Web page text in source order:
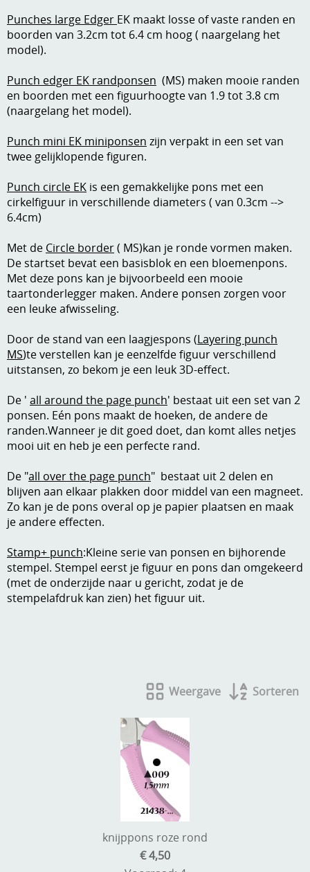
Hechtingsmaterialen
Kleurmateriaal-tekenmateriaal
Kneedmateriaal
Knipvellen
Merken
Papier en karton
Ponsen
Ribbelaar
Snijmaterialen
Speciaal papier
Stans machine en embossing machines
Stempels en zo
Template, mask, stencils, grids
Wat nog, een creatief kijkje
Punches large Edger EK maakt losse of vaste randen en
boorden van 3.2cm tot 6.4 cm hoog ( naargelang het
model).
Punch edger EK randponsen (MS) maken mooie randen
en boorden met een figuurhoogte van 1.9 tot 3.8 cm
(naargelang het model).
Punch mini EK miniponsen zijn verpakt in een set van
twee gelijklopende figuren.
Punch circle EK is een gemakkelijke pons met een
cirkelfiguur in verschillende diameters ( van 0.3cm -->
6.4cm)
Met de Circle border( MS)kan je ronde vormen maken.
De startset bevat een basisblok en een bloemenpons.
Met deze pons kan je bijvoorbeeld een mooie
taartonderlegger maken. Andere ponsen zorgen voor
een leuke afwisseling.
Door de stand van een laagjespons (Layering punch
MS)te verstellen kan je eenzelfde figuur verschillend
uitstansen, zo bekom je een leuk 3D-effect.
De ' all around the page punch' bestaat uit een set van 2
ponsen. Eén pons maakt de hoeken, de andere de
randen.Wanneer je dit goed doet, dan komt alles netjes
mooi uit en heb je een perfecte rand.
De "all over the page punch" bestaat uit 2 delen en
blijven aan elkaar plakken door middel van een magneet.
Zo kan je de pons overal op je papier plaatsen en maak
je andere effecten.
Stamp+ punch:Kleine serie van ponsen en bijhorende
stempel. Stempel eerst je figuur en pons dan omgekeerd
(met de onderzijde naar u gericht, zodat je de
stempelafdruk kan zien) het figuur uit.
Weergave Sorteren
knijppons roze rond
€ 4,50